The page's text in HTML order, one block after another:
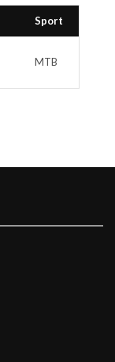
Sport
MTB